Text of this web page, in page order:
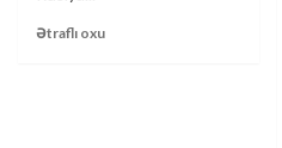
Ətraflı oxu